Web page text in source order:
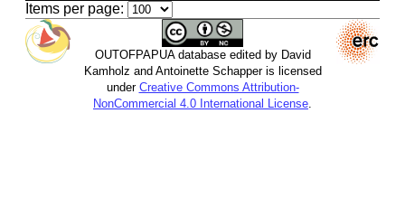
Items per page:
OUTOFPAPUA database edited by David
Kamholz and Antoinette Schapper is licensed
under Creative Commons Attribution-
NonCommercial 4.0 International License.